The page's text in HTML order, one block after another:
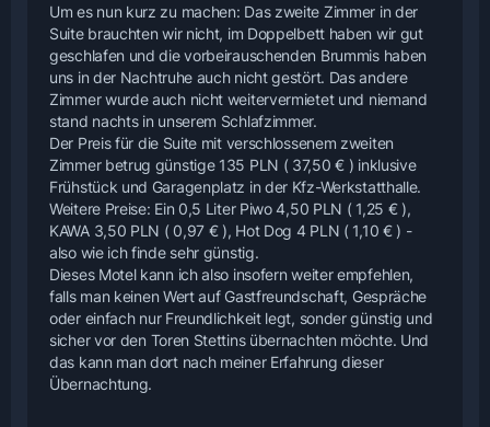
Um es nun kurz zu machen: Das zweite Zimmer in der
Suite brauchten wir nicht, im Doppelbett haben wir gut
geschlafen und die vorbeirauschenden Brummis haben
uns in der Nachtruhe auch nicht gestört. Das andere
Zimmer wurde auch nicht weitervermietet und niemand
stand nachts in unserem Schlafzimmer.
Der Preis für die Suite mit verschlossenem zweiten
Zimmer betrug günstige 135 PLN ( 37,50 € ) inklusive
Frühstück und Garagenplatz in der Kfz-Werkstatthalle.
Weitere Preise: Ein 0,5 Liter Piwo 4,50 PLN ( 1,25 € ),
KAWA 3,50 PLN ( 0,97 € ), Hot Dog 4 PLN ( 1,10 € ) -
also wie ich finde sehr günstig.
Dieses Motel kann ich also insofern weiter empfehlen,
falls man keinen Wert auf Gastfreundschaft, Gespräche
oder einfach nur Freundlichkeit legt, sonder günstig und
sicher vor den Toren Stettins übernachten möchte. Und
das kann man dort nach meiner Erfahrung dieser
Übernachtung.